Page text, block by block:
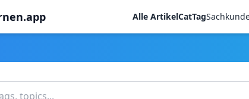
Alle ArtikelCatTag